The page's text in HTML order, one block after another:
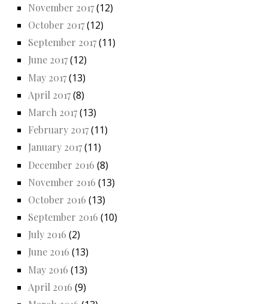
November 2017(12)
October 2017(12)
September 2017(11)
June 2017(12)
May 2017(13)
April 2017(8)
March 2017(13)
February 2017(11)
January 2017(11)
December 2016 (8)
November 2016 (13)
October 2016 (13)
September 2016 (10)
July 2016 (2)
June 2016 (13)
May 2016 (13)
April 2016 (9)